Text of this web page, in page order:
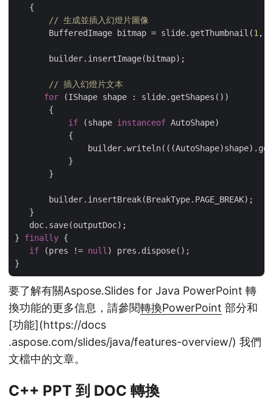
   {
// 生成並插入幻燈片圖像
       BufferedImage bitmap = slide.getThumbnail(
1 ,
       builder.insertImage(bitmap);
// 插入幻燈片文本
for (IShape shape : slide.getShapes())
       {
if (shape instanceof AutoShape)
           {
           }
       }
       builder.insertBreak(BreakType.PAGE_BREAK);
   }
   doc.save(outputDoc);
} finally {
if (pres != null ) pres.dispose();
要了解有關Aspose.Slides for Java PowerPoint 轉
換功能的更多信息，請參閱轉換PowerPoint 部分和
[功能](https://docs
.aspose.com/slides/java/features-overview/) 我們
文檔中的文章。
C++ PPT 到 DOC 轉換